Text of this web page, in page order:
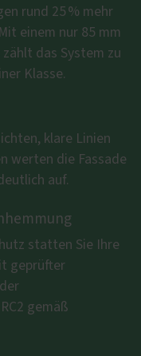
rund 25 % mehr
einem nur 85 mm
das System zu
Klasse.
klare Linien
werten die Fassade
auf.
statten Sie Ihre
geprüfter
gemäß